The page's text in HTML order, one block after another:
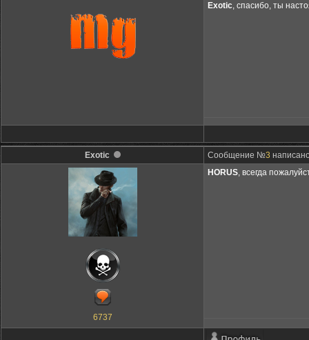
Exotic, спасибо, ты
Exotic Сообщение №3
6737
HORUS, всегда